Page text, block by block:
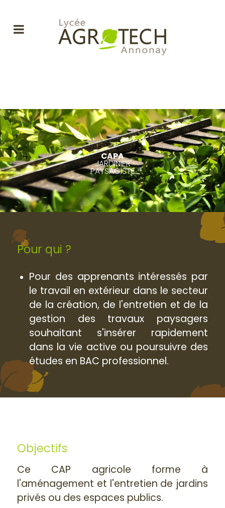
CAPA
JARDINIER
PAYSAGISTE
Pour qui ?
Pour des apprenants intéressés par
le travail en extérieur dans le secteur
de la création, de l'entretien et de la
gestion des travaux paysagers
souhaitant s'insérer rapidement
dans la vie active ou poursuivre des
études en BAC professionnel.
Objectifs
Ce CAP agricole forme à
l'aménagement et l'entretien de jardins
privés ou des espaces publics.